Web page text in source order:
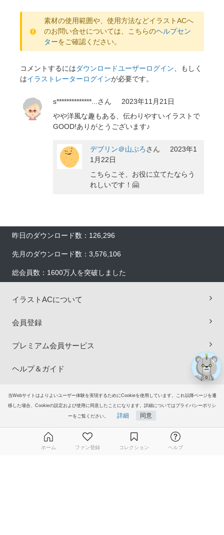
当Webサイトはよりよいユーザー体験を実現するためにCookieを使用しています。これ以降ページを遷
移した場合、Cookieの設定および使用に同意したことになります。詳細についてはプライバシーポリシ
ーをご覧ください。 詳細 同意
素材の使用範囲や、使用方法などイラストACへ
のお問い合せについては、こちらのヘルプセン
ターをご確認ください。
コメントするにはダウンロードユーザーログイン 、もしく
はイラストレーターログインが必要です。
s**************... さん
2023年11月21日
やや洋風な趣もある、伝わりやすいイラストで
GOOD!ありがとうございます♪
デブリン＠山ぷろ さん
2023年1
1月22日
こちらこそ、お役に立てたならう
れしいです！🤗
昨日のダウンロード数：126,296
先月のダウンロード数：3,576,106
総会員数：1600万人を突破しました
イラストACについて
会員登録
プレミアム会員サービス
ヘルプ＆ガイド
グループサイト
ご意見・ご要望
© 2006-2026 イラストAC
ホーム ファン登録 コレクション ヘルプ